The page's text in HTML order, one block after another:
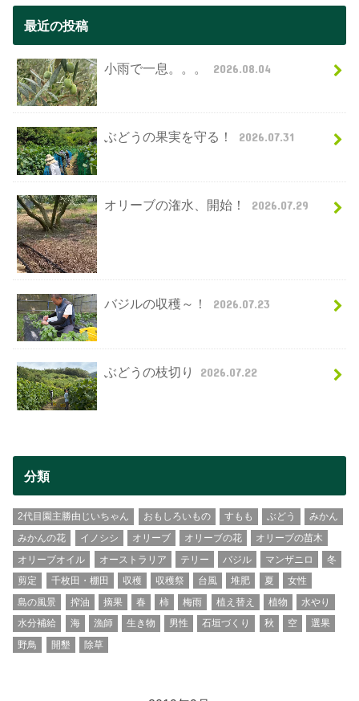
最近の投稿
小雨で一息。。。 2026.08.04
ぶどうの果実を守る！ 2026.07.31
オリーブの潅水、開始！ 2026.07.29
バジルの収穫～！ 2026.07.23
ぶどうの枝切り 2026.07.22
分類
2代目園主勝由じいちゃん おもしろいもの すもも ぶどう
みかん
みかんの花
イノシシ オリーブ オリーブの花
オリーブの苗木
オリーブオイル
オーストラリア テリー バジル マンザニロ
冬
剪定
千枚田・棚田 収穫 収穫祭 台風 堆肥 夏
女性
島の風景
搾油 摘果 春 柿 梅雨 植え替え 植物
水やり
水分補給
海 漁師 生き物 男性 石垣づくり 秋 空
選果
野鳥
開墾 除草